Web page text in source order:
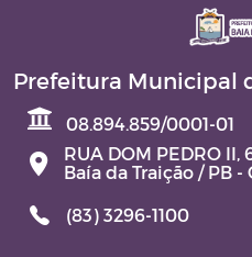
Prefeitura Municipal
08.894.859/0001-01
RUA DOM PEDRO II,
Baía da Traição / PB -
(83) 3296-1100